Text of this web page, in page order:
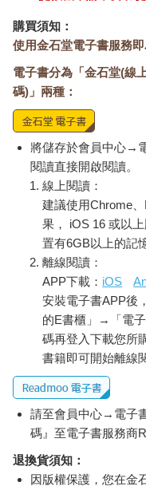
購買須知：
使用金石堂電子書服務
電子書分為「金石堂(線
碼)」兩種：
將儲存於會員中心→
閱讀直接開啟閱讀。
線上閱讀：
建議使用Chrome
果， iOS 16 或以
置有6GB以上的記
離線閱讀：
APP下載： iOS
安裝電子書APP後
的E書櫃」→「電
碼再登入下載您所
書籍即可開始離線
請至會員中心→電子
碼』至電子書服務商
退換貨須知：
因版權保護，您在金